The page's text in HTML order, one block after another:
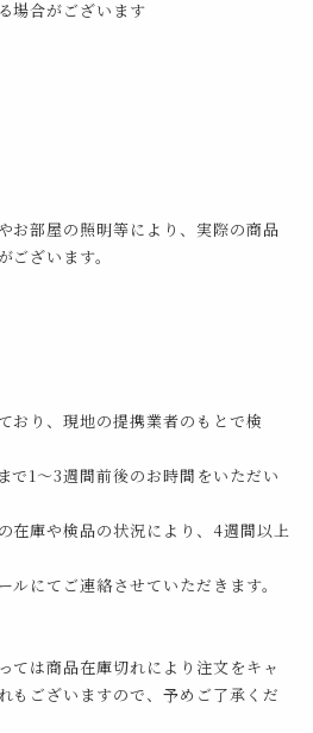
場合がございます
お部屋の照明等により、実際の商品
ございます。
おり、現地の提携業者のもとで検
で1～3週間前後のお時間をいただい
在庫や検品の状況により、4週間以上
ルにてご連絡させていただきます。
ては商品在庫切れにより注文をキャ
もございますので、予めご了承くだ